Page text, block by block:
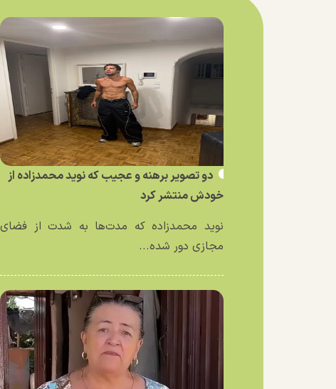
دو تصویر برهنه و عجیب که نوید محمدزاده از
خودش منتشر کرد
نوید محمدزاده که مدت‌ها به شدت از فضای
مجازی دور شده...